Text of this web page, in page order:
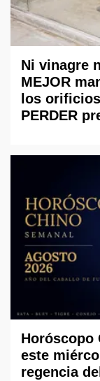
Ni vinagre
MEJOR
los
PERDER
Horóscopo
este
regencia